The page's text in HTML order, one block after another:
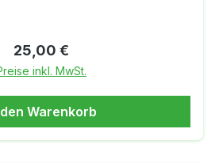
Swix TCS-System
Regulärer Preis:
25,00 €
inkl. MwSt.
Warenkorb